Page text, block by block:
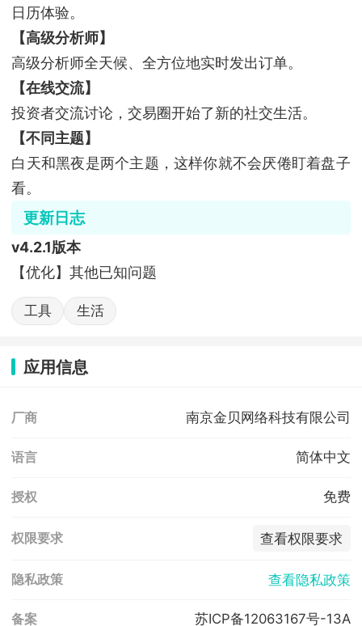
日历体验。
【高级分析师】
高级分析师全天候、全方位地实时发出订单。
【在线交流】
投资者交流讨论，交易圈开始了新的社交生活。
【不同主题】
白天和黑夜是两个主题，这样你就不会厌倦盯着盘子
看。
更新日志
v4.2.1版本
【优化】其他已知问题
工具 生活
应用信息
厂商 南京金贝网络科技有限公司
语言 简体中文
授权 免费
权限要求 查看权限要求
隐私政策 查看隐私政策
备案 苏ICP备12063167号-13A